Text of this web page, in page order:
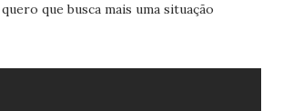
que busca mais uma situação